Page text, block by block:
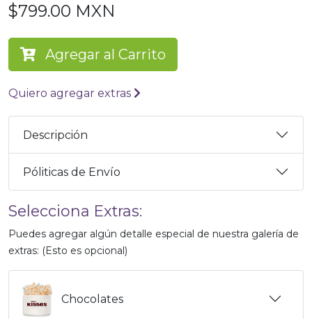
$799.00 MXN
Agregar al Carrito
Quiero agregar extras
Descripción
Póliticas de Envío
Selecciona Extras:
Puedes agregar algún detalle especial de nuestra galería de
extras: (Esto es opcional)
Chocolates